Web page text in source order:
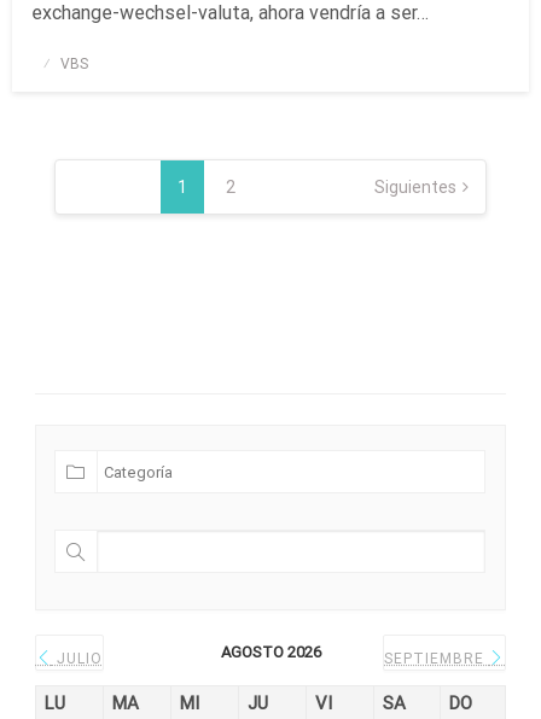
exchange-wechsel-valuta, ahora vendría a ser…
Publicado
VBS
Paginación
entradas
1 2 Siguientes
JULIO AGOSTO 2026 SEPTIEMBRE
LU MA MI JU VI SA DO